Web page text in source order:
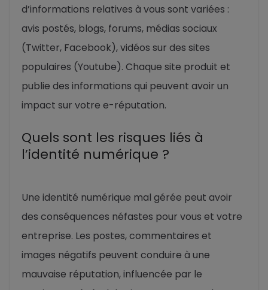
d’informations relatives à vous sont variées :
avis postés, blogs, forums, médias sociaux
(Twitter, Facebook), vidéos sur des sites
populaires (Youtube). Chaque site produit et
publie des informations qui peuvent avoir un
impact sur votre e-réputation.
Quels sont les risques liés à
l’identité numérique ?
Une identité numérique mal gérée peut avoir
des conséquences néfastes pour vous et votre
entreprise. Les postes, commentaires et
images négatifs peuvent conduire à une
mauvaise réputation, influencée par le